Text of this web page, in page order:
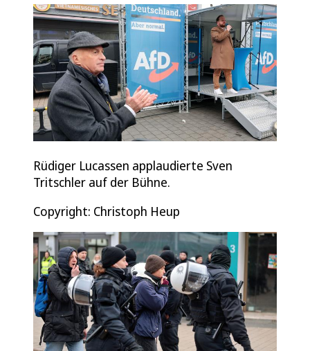
Rüdiger Lucassen applaudierte Sven
Tritschler auf der Bühne.
Copyright: Christoph Heup